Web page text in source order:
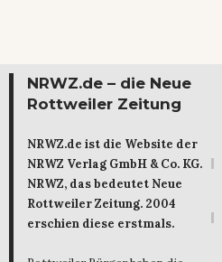
NRWZ.de – die Neue
Rottweiler Zeitung
NRWZ.de ist die Website der
NRWZ Verlag GmbH & Co. KG.
NRWZ, das bedeutet Neue
Rottweiler Zeitung. 2004
erschien diese erstmals.